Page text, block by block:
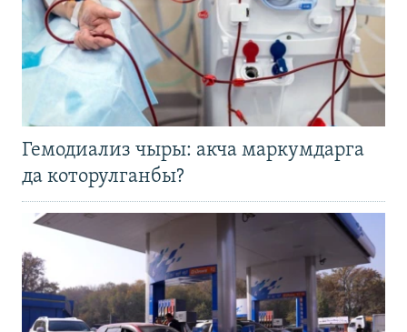
Гемодиализ чыры: акча маркумдарга
да которулганбы?